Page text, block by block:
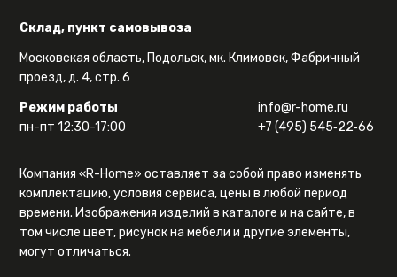
Склад, пункт самовывоза
Московская область, Подольск, мк. Климовск, Фабричный
проезд, д. 4, стр. 6
Режим работы
пн-пт 12:30-17:00
info@r-home.ru
+7 (495) 545‑22‑66
Компания «R-Home» оставляет за собой право изменять
комплектацию, условия сервиса, цены в любой период
времени. Изображения изделий в каталоге и на сайте, в
том числе цвет, рисунок на мебели и другие элементы,
могут отличаться.